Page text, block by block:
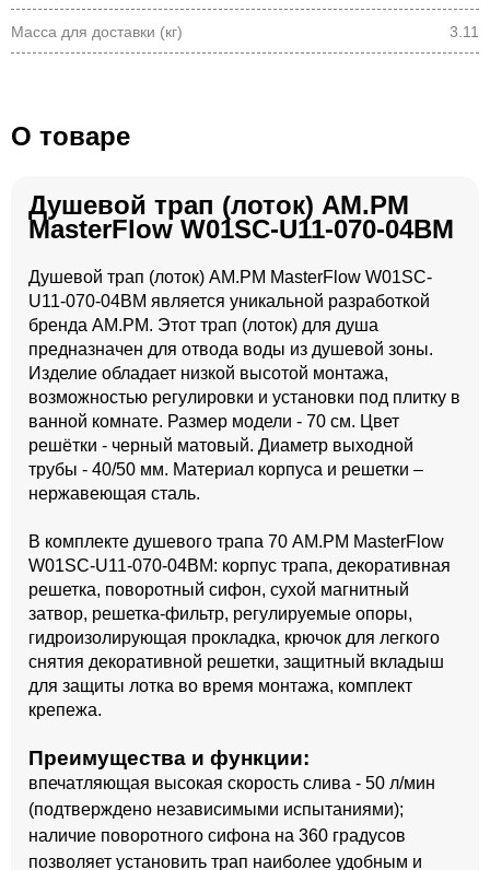
Масса для доставки (кг) 3.11
О товаре
Душевой трап (лоток) AM.PM
MasterFlow W01SC-U11-070-04BM
Душевой трап (лоток) AM.PM MasterFlow W01SC-
U11-070-04BM является уникальной разработкой
бренда AM.PM. Этот трап (лоток) для душа
предназначен для отвода воды из душевой зоны.
Изделие обладает низкой высотой монтажа,
возможностью регулировки и установки под плитку в
ванной комнате. Размер модели - 70 см. Цвет
решётки - черный матовый. Диаметр выходной
трубы - 40/50 мм. Материал корпуса и решетки –
нержавеющая сталь.
В комплекте душевого трапа 70 AM.PM MasterFlow
W01SC-U11-070-04BM: корпус трапа, декоративная
решетка, поворотный сифон, сухой магнитный
затвор, решетка-фильтр, регулируемые опоры,
гидроизолирующая прокладка, крючок для легкого
снятия декоративной решетки, защитный вкладыш
для защиты лотка во время монтажа, комплект
крепежа.
Преимущества и функции:
впечатляющая высокая скорость слива - 50 л/мин
(подтверждено независимыми испытаниями);
наличие поворотного сифона на 360 градусов
позволяет установить трап наиболее удобным и